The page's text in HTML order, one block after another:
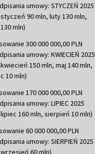
umowy: STYCZEŃ 2025
90 mln, luty 130 mln,
mln)
300 000 000,00 PLN
umowy: KWIECIEŃ 2025
150 mln, maj 140 mln,
10 mln)
170 000 000,00 PLN
umowy: LIPIEC 2025
160 mln, sierpień 10 mln)
60 000 000,00 PLN
umowy: SIERPIEŃ 2025
60 mln)